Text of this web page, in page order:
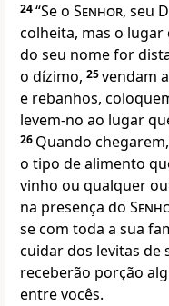
24“Se o Senhor, seu
colheita, mas o lugar
do seu nome for
o dízimo, 25vendam
e rebanhos,
levem-no ao lugar
26 Quando
o tipo de alimento
vinho ou qualquer
na presença do
se com toda a sua
cuidar dos levitas de
receberão porção
entre vocês.